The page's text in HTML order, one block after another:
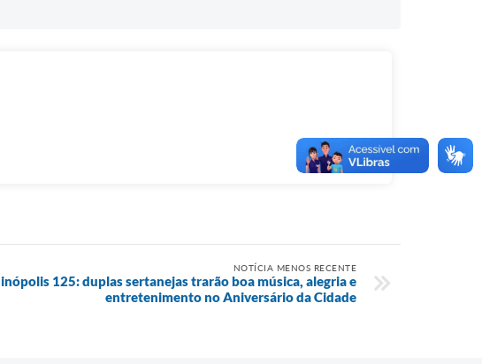
NOTÍCIA MENOS RECENTE
125: duplas sertanejas trarão boa música, alegria e
entretenimento no Aniversário da Cidade